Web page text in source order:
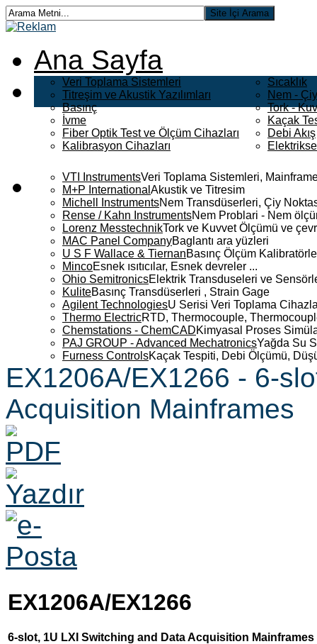
Ana Sayfa
Veri Toplama Sistemleri
Titreşim ve Akustik Yazılımları
Basınç
İvme
Fiber Optik Test ve Ölçüm Cihazları
Kalibrasyon Cihazları
Sıcaklık
Nem -
Tork -
Kaçak
Debi Akış
VTI InstrumentsVeri Toplama Sistemleri,
M+P International Akustik ve Titresim
Michell InstrumentsNem Transdüserleri, Çiy
Rense / Kahn InstrumentsNem Problari - Nem
Lorenz MesstechnikTork ve Kuvvet Ölçümü ve
MAC Panel CompanyBaglantı ara yüzleri
U S F Wallace & TiernanBasınç Ölçüm
MincoEsnek ısıtıcılar, Esnek devreler ...
Ohio SemitronicsElektrik Transduseleri ve
KuliteBasınç Transdüserleri , Strain Gage
Agilent TechnologiesU Serisi Veri Toplama
Thermo ElectricRTD, Thermocouple,
Chemstations - ChemCADKimyasal Proses
PAJ GROUP - Advanced MechatronicsYağda Su
Furness ControlsKaçak Tespiti, Debi Ölçümü,
EX1206A/EX1266 - 6-
Acquisition Mainframes
EX1206A/EX1266
6-slot, 1U LXI Switching and Data Acquisition Mainframes